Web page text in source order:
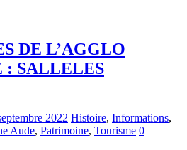
DE L’AGGLO
: SALLELES
2022 Histoire, Informations,
Aude, Patrimoine, Tourisme 0